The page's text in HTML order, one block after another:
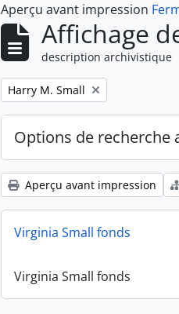
Aperçu avant impression
Affichage
description archivistique
Remove filter:
Harry M. Small
Options de recherche
Aperçu avant impression
Virginia Small fonds
Virginia Small fonds